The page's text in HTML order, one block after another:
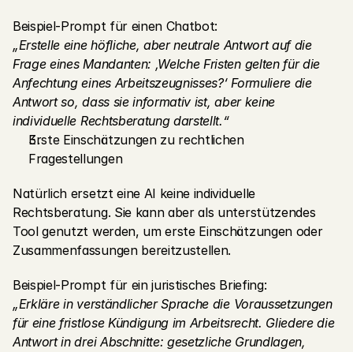
Beispiel-Prompt für einen Chatbot:
„Erstelle eine höfliche, aber neutrale Antwort auf die
Frage eines Mandanten: ‚Welche Fristen gelten für die
Anfechtung eines Arbeitszeugnisses?‘ Formuliere die
Antwort so, dass sie informativ ist, aber keine
individuelle Rechtsberatung darstellt.“
Erste Einschätzungen zu rechtlichen
Fragestellungen
Natürlich ersetzt eine AI keine individuelle
Rechtsberatung. Sie kann aber als unterstützendes
Tool genutzt werden, um erste Einschätzungen oder
Zusammenfassungen bereitzustellen.
Beispiel-Prompt für ein juristisches Briefing:
„Erkläre in verständlicher Sprache die Voraussetzungen
für eine fristlose Kündigung im Arbeitsrecht. Gliedere die
Antwort in drei Abschnitte: gesetzliche Grundlagen,